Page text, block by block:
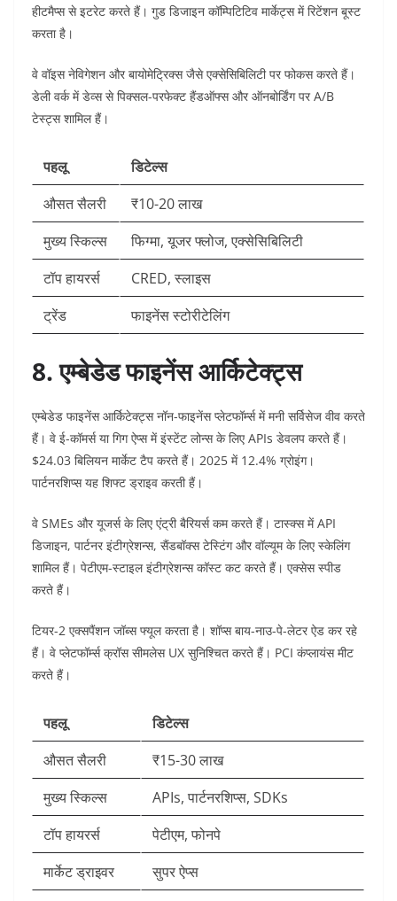
हीटमैप्स से इटरेट करते हैं। गुड डिजाइन कॉम्पिटिटिव मार्केट्स में रिटेंशन बूस्ट
करता है।​
वे वॉइस नेविगेशन और बायोमेट्रिक्स जैसे एक्सेसिबिलिटी पर फोकस करते हैं।
डेली वर्क में डेव्स से पिक्सल-परफेक्ट हैंडऑफ्स और ऑनबोर्डिंग पर A/B
टेस्ट्स शामिल हैं।​
पहलू
डिटेल्स
औसत सैलरी
₹10-20 लाख ​
मुख्य स्किल्स
फिग्मा, यूजर फ्लोज, एक्सेसिबिलिटी ​
टॉप हायरर्स
CRED, स्लाइस ​
ट्रेंड
फाइनेंस स्टोरीटेलिंग ​
8. एम्बेडेड फाइनेंस आर्किटेक्ट्स
एम्बेडेड फाइनेंस आर्किटेक्ट्स नॉन-फाइनेंस प्लेटफॉर्म्स में मनी सर्विसेज वीव करते
हैं। वे ई-कॉमर्स या गिग ऐप्स में इंस्टेंट लोन्स के लिए APIs डेवलप करते हैं।
$24.03 बिलियन मार्केट टैप करते हैं। 2025 में 12.4% ग्रोइंग।
पार्टनरशिप्स यह शिफ्ट ड्राइव करती हैं।​
वे SMEs और यूजर्स के लिए एंट्री बैरियर्स कम करते हैं। टास्क्स में API
डिजाइन, पार्टनर इंटीग्रेशन्स, सैंडबॉक्स टेस्टिंग और वॉल्यूम के लिए स्केलिंग
शामिल हैं। पेटीएम-स्टाइल इंटीग्रेशन्स कॉस्ट कट करते हैं। एक्सेस स्पीड
करते हैं।​
टियर-2 एक्सपैंशन जॉब्स फ्यूल करता है। शॉप्स बाय-नाउ-पे-लेटर ऐड कर रहे
हैं। वे प्लेटफॉर्म्स क्रॉस सीमलेस UX सुनिश्चित करते हैं। PCI कंप्लायंस मीट
करते हैं।​
पहलू
डिटेल्स
औसत सैलरी
₹15-30 लाख ​
मुख्य स्किल्स
APIs, पार्टनरशिप्स, SDKs ​
टॉप हायरर्स
पेटीएम, फोनपे ​
मार्केट ड्राइवर
सुपर ऐप्स ​